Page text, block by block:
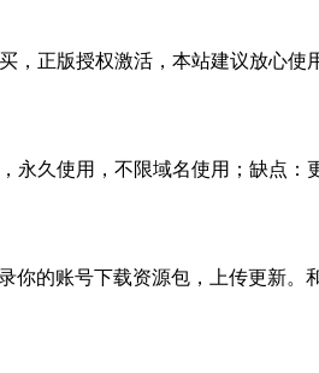
，正版授权激活，本站建议放心
永久使用，不限域名使用；缺点：
你的账号下载资源包，上传更新。